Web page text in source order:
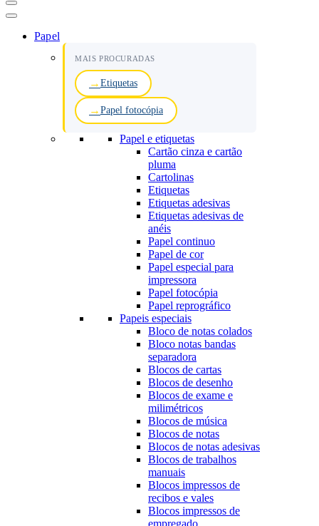
Menu
de
Papel
MAIS PROCURADAS
Etiquetas
Papel fotocópia
Papel e etiquetas
Cartão cinza e cartão
pluma
Cartolinas
Etiquetas
Etiquetas adesivas
Etiquetas adesivas de
anéis
Papel continuo
Papel de cor
Papel especial para
impressora
Papel fotocópia
Papel reprográfico
Papeis especiais
Bloco de notas colados
Bloco notas bandas
separadora
Blocos de cartas
Blocos de desenho
Blocos de exame e
milimétricos
Blocos de música
Blocos de notas
Blocos de notas adesivas
Blocos de trabalhos
manuais
Blocos impressos de
recibos e vales
Blocos impressos de
empregado